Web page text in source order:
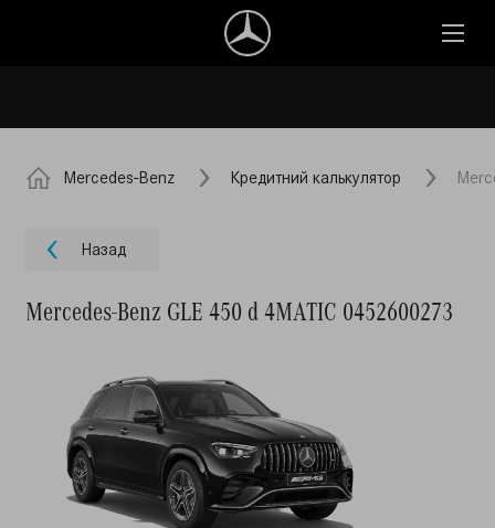
Mercedes-Benz Кредитний калькулятор
Назад
Mercedes-Benz GLE 450 d 4MATIC 0452600273